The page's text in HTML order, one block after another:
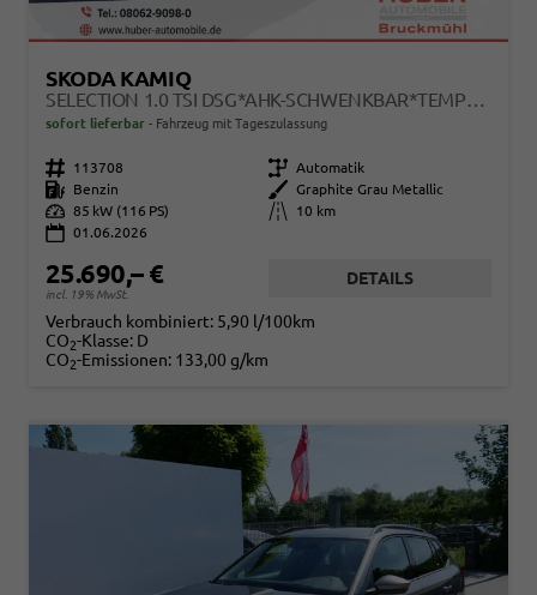
SKODA KAMIQ
SELECTION 1.0 TSI DSG*AHK-SCHWENKBAR*TEMPOMAT*PDC-HINTEN*KEYLESS-GO*SHZ*
sofort lieferbar Fahrzeug mit Tageszulassung
Fahrzeugnr. 113708 Getriebe Automatik
Kraftstoff
Benzin Außenfarbe
Graphite Grau Metallic
Leistung 85 kW (116 PS) Kilometerstand
10 km
01.06.2026
25.690,– €
incl. 19% MwSt.
DETAILS
Verbrauch kombiniert: 5,90 l/100km
CO2-Klasse: D
CO2-Emissionen: 133,00 g/km